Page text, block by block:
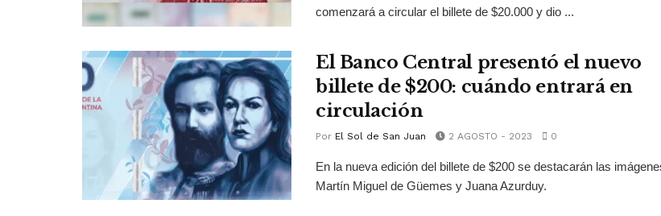
comenzará a circular el billete de $20.000 y dio ...
El Banco Central presentó el nuevo
billete de $200: cuándo entrará en
circulación
Por El Sol de San Juan 2 AGOSTO - 2023 0
En la nueva edición del billete de $200 se destacarán las
Martín Miguel de Güemes y Juana Azurduy.